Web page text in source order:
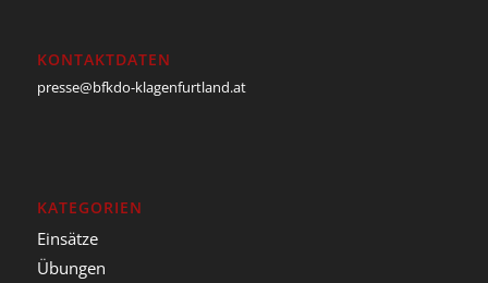
KONTAKTDATEN
presse@bfkdo-klagenfurtland.at
KATEGORIEN
Einsätze
Übungen